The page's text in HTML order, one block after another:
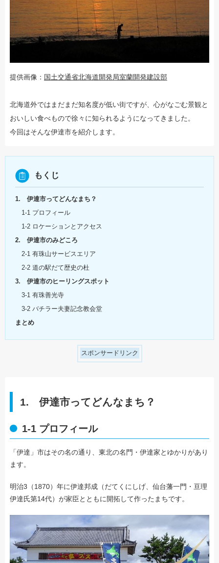
提供画像： 国土交通省北海道開発局室蘭開発建設部
北海道外ではまだまだ知名度が低い街ですが、心がなごむ景観と
おいしい食べもので徐々に知られるようになってきました。
今回はそんな伊達市を紹介します。
もくじ
1. 伊達市ってどんなまち？
1-1 プロフィール
1-2 ロケーションとアクセス
2. 伊達市のみどころ
2-1 有珠山サービスエリア
2-2 道の駅だて歴史の杜
3. 伊達市のヒーリングスポット
3-1 有珠善光寺
3-2 バチラー夫妻記念教会堂
まとめ
スポンサードリンク
1. 伊達市ってどんなまち？
1-1 プロフィール
「伊達」市はその名の通り、東北の名門・伊達家とゆかりがあり
ます。
明治3（1870）年に伊達邦成（だてくにしげ、仙台藩一門・亘理
伊達氏第14代）が家臣とともに開拓して作ったまちです。